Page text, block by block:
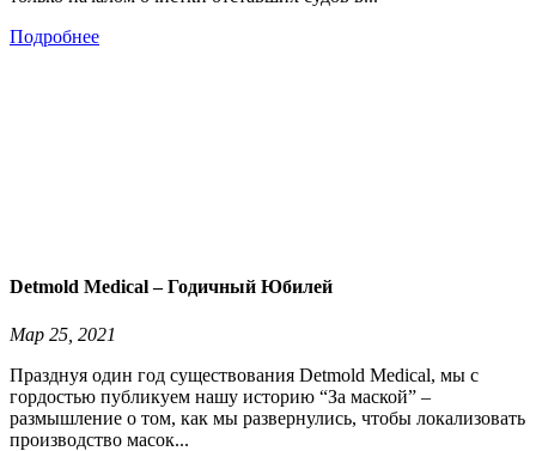
Подробнее
Detmold Medical – Годичный Юбилей
Мар 25, 2021
Празднуя один год существования Detmold Medical, мы с
гордостью публикуем нашу историю “За маской” –
размышление о том, как мы развернулись, чтобы локализовать
производство масок...